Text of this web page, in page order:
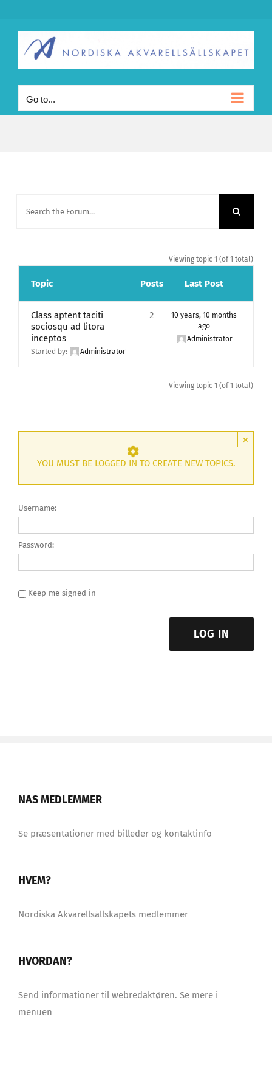
content
Go to...
Viewing topic 1 (of 1 total)
Topic Posts Last Post
Class aptent taciti
sociosqu ad litora
inceptos
Started by: Administrator
2
10 years, 10 months
ago
Administrator
Viewing topic 1 (of 1 total)
×
YOU MUST BE LOGGED IN TO CREATE NEW TOPICS.
Username:
Password:
Keep me signed in
LOG IN
NAS MEDLEMMER
Se præsentationer med billeder og kontaktinfo
HVEM?
Nordiska Akvarellsällskapets medlemmer
HVORDAN?
Send informationer til webredaktøren. Se mere i
menuen